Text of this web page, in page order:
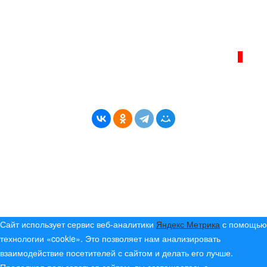
Сайт использует сервис веб-аналитики Яндекс Метрика с помощью
технологии «cookie». Это позволяет нам анализировать
взаимодействие посетителей с сайтом и делать его лучше.